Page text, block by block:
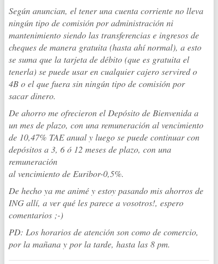
Según anuncian, el tener una cuenta corriente no lleva
ningún tipo de comisión por administración ni
mantenimiento siendo las transferencias e ingresos de
cheques de manera gratuita (hasta ahí normal), a esto
se suma que la tarjeta de débito (que es gratuita el
tenerla) se puede usar en cualquier cajero servired o
4B o el que fuera sin ningún tipo de comisión por
sacar dinero.
De ahorro me ofrecieron el Depósito de Bienvenida a
un mes de plazo, con una remuneración al vencimiento
de 10,47% TAE anual y luego se puede continuar con
depósitos a 3, 6 ó 12 meses de plazo, con una
remuneración
al vencimiento de Euribor-0,5%.
De hecho ya me animé y estoy pasando mis ahorros de
ING allí, a ver qué les parece a vosotros!, espero
comentarios ;-)
PD: Los horarios de atención son como de comercio,
por la mañana y por la tarde, hasta las 8 pm.